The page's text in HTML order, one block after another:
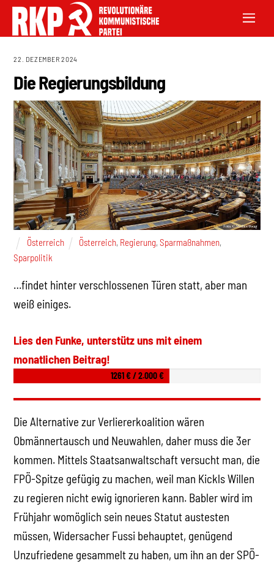
22. DEZEMBER 2024
Die Regierungsbildung
Österreich Österreich, Regierung,Sparmaßnahmen,
Sparpolitik
…findet hinter verschlossenen Türen statt, aber man
weiß einiges.
Lies den Funke, unterstütz uns mit einem
monatlichen Beitrag!
1261 € / 2.000 €
Die Alternative zur Verliererkoalition wären
Obmännertausch und Neuwahlen, daher muss die 3er
kommen. Mittels Staatsanwaltschaft versucht man, die
FPÖ-Spitze gefügig zu machen, weil man Kickls Willen
zu regieren nicht ewig ignorieren kann. Babler wird im
Frühjahr womöglich sein neues Statut austesten
müssen, Widersacher Fussi behauptet, genügend
Unzufriedene gesammelt zu haben, um ihn an der SPÖ-